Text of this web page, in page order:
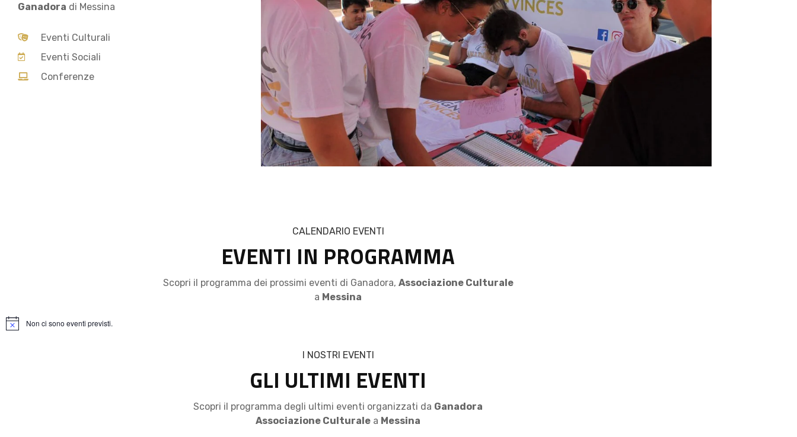
Ganadora di Messina
Eventi Culturali
Eventi Sociali
Conferenze
CALENDARIO EVENTI
EVENTI IN PROGRAMMA
Scopri il programma dei prossimi eventi di Ganadora, Associazione Culturale
a Messina
Non ci sono eventi previsti.
I NOSTRI EVENTI
GLI ULTIMI EVENTI
Scopri il programma degli ultimi eventi organizzati da Ganadora
Associazione Culturale a Messina